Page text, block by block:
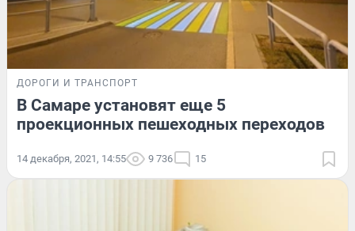
ДОРОГИ И ТРАНСПОРТ
В Самаре установят еще 5
проекционных пешеходных переходов
14 декабря, 2021, 14:55 9 736 15